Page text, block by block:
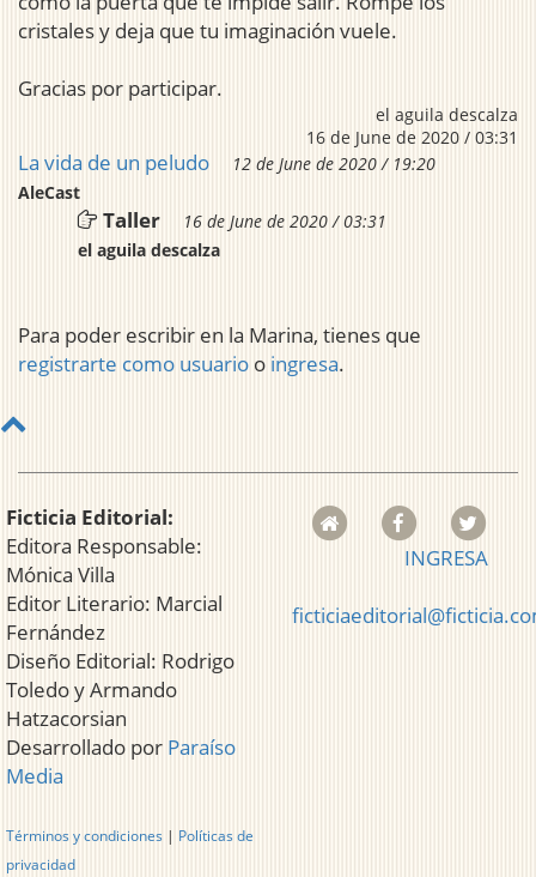
cristales y deja que tu imaginación vuele.
Gracias por participar.
el aguila descalza
16 de June de 2020 / 03:31
La vida de un peludo
12 de June de 2020 / 19:20
AleCast
Taller
16 de June de 2020 / 03:31
el aguila descalza
Para poder escribir en la Marina, tienes que
registrarte como usuario o ingresa.
Ficticia Editorial:
Editora Responsable:
Mónica Villa
Editor Literario: Marcial
Fernández
Diseño Editorial: Rodrigo
Toledo y Armando
Hatzacorsian
Desarrollado por Paraíso
Media
Términos y condiciones | Políticas de
privacidad
INGRESA